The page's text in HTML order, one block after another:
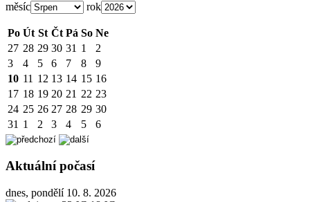
měsíc rok
Po Út St Čt Pá So Ne
27 28 29 30 31 1
2
3
4 5 6 7 8
9
10 11 12 13 14 15 16
17 18 19 20 21 22 23
24 25 26 27 28 29 30
31 1 2 3 4 5 6
Aktuální počasí
dnes, pondělí 10. 8. 2026